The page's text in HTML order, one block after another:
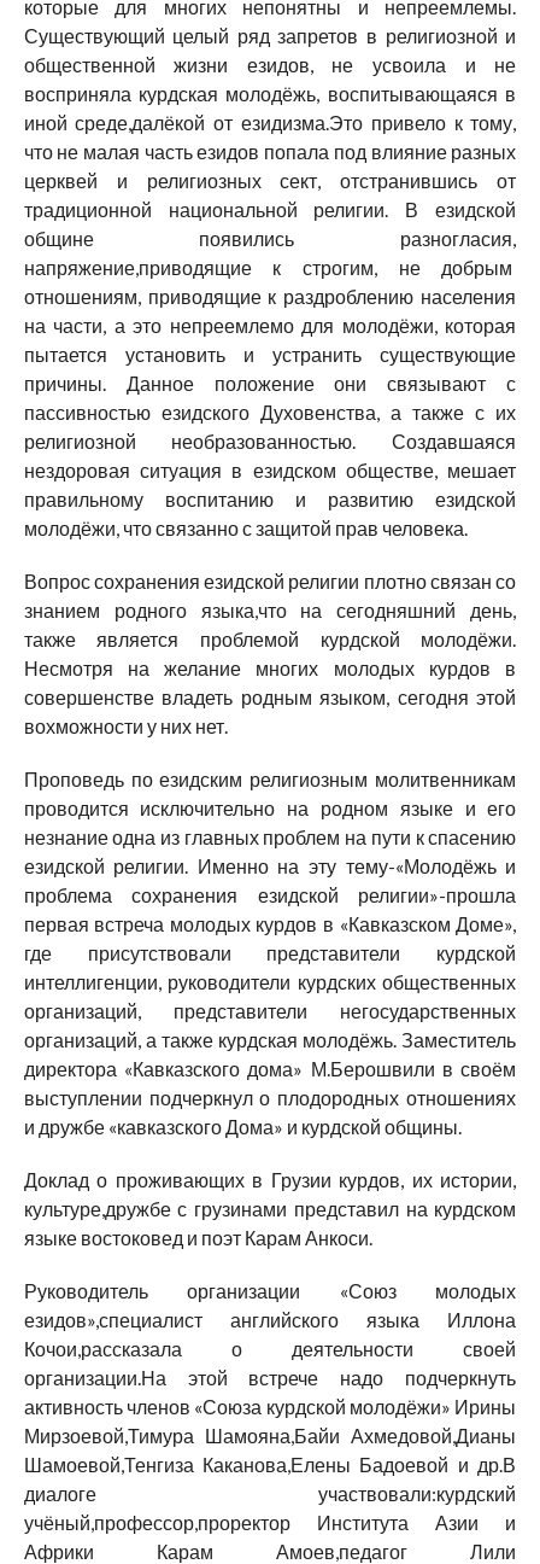
которые для многих непонятны и непреемлемы.
Существующий целый ряд запретов в религиозной и
общественной жизни езидов, не усвоила и не
восприняла курдская молодёжь, воспитывающаяся в
иной среде,далёкой от езидизма.Это привело к тому,
что не малая часть езидов попала под влияние разных
церквей и религиозных сект, отстранившись от
традиционной национальной религии. В езидской
общине появились разногласия,
напряжение,приводящие к строгим, не добрым
отношениям, приводящие к раздроблению населения
на части, а это непреемлемо для молодёжи, которая
пытается установить и устранить существующие
причины. Данное положение они связывают с
пассивностью езидского Духовенства, а также с их
религиозной необразованностью. Создавшаяся
нездоровая ситуация в езидском обществе, мешает
правильному воспитанию и развитию езидской
молодёжи, что связанно с защитой прав человека.
Вопрос сохранения езидской религии плотно связан со
знанием родного языка,что на сегодняшний день,
также является проблемой курдской молодёжи.
Несмотря на желание многих молодых курдов в
совершенстве владеть родным языком, сегодня этой
вохможности у них нет.
Проповедь по езидским религиозным молитвенникам
проводится исключительно на родном языке и его
незнание одна из главных проблем на пути к спасению
езидской религии. Именно на эту тему-«Молодёжь и
проблема сохранения езидской религии»-прошла
первая встреча молодых курдов в «Кавказском Доме»,
где присутствовали представители курдской
интеллигенции, руководители курдских общественных
организаций, представители негосударственных
организаций, а также курдская молодёжь. Заместитель
директора «Кавказского дома» М.Берошвили в своём
выступлении подчеркнул о плодородных отношениях
и дружбе «кавказского Дома» и курдской общины.
Доклад о проживающих в Грузии курдов, их истории,
культуре,дружбе с грузинами представил на курдском
языке востоковед и поэт Карам Анкоси.
Руководитель организации «Союз молодых
езидов»,специалист английского языка Иллона
Кочои,рассказала о деятельности своей
организации.На этой встрече надо подчеркнуть
активность членов «Союза курдской молодёжи» Ирины
Мирзоевой,Тимура Шамояна,Байи Ахмедовой,Дианы
Шамоевой,Тенгиза Каканова,Елены Бадоевой и др.В
диалоге участвовали:курдский
учёный,профессор,проректор Института Азии и
Африки Карам Амоев,педагог Лили